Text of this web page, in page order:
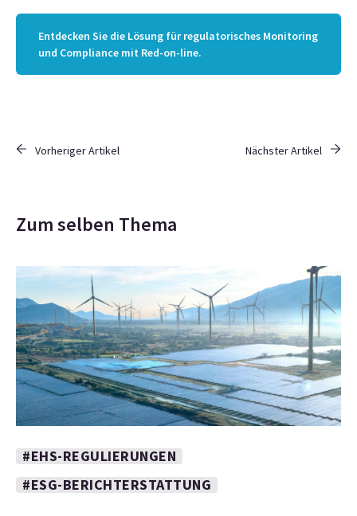
Entdecken Sie die Lösung für regulatorisches Monitoring
und Compliance mit Red-on-line.
Vorheriger Artikel Nächster Artikel
Zum selben Thema
#EHS-REGULIERUNGEN
#ESG-BERICHTERSTATTUNG